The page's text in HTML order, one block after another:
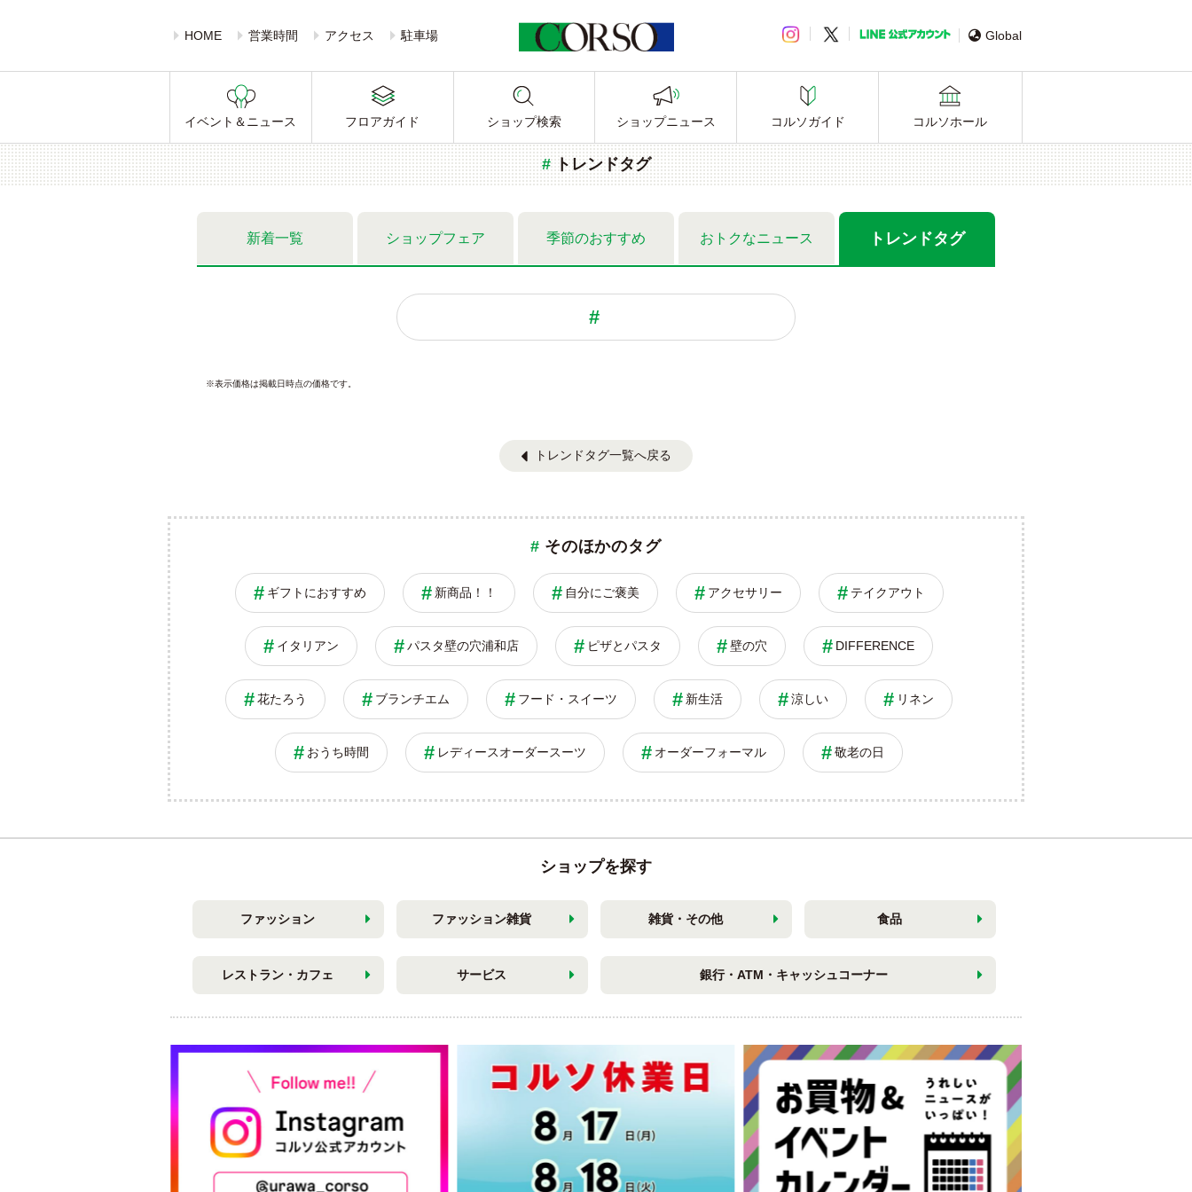
HOME 営業時間 アクセス
駐車場
Global
イベント＆ニュース フロアガイド ショップ検索 ショップニュース コルソガイド コルソホール
トレンドタグ
新着一覧 ショップフェア 季節のおすすめ おトクなニュース トレンドタグ
※表示価格は掲載日時点の価格です。
トレンドタグ一覧へ戻る
そのほかのタグ
ギフトにおすすめ 新商品！！ 自分にご褒美 アクセサリー テイクアウト
イタリアン パスタ壁の穴浦和店 ピザとパスタ 壁の穴 DIFFERENCE
花たろう ブランチエム フード・スイーツ 新生活 涼しい リネン
おうち時間 レディースオーダースーツ オーダーフォーマル 敬老の日
ショップを探す
ファッション ファッション雑貨 雑貨・その他 食品
レストラン・カフェ サービス 銀行・ATM・キャッシュコーナー